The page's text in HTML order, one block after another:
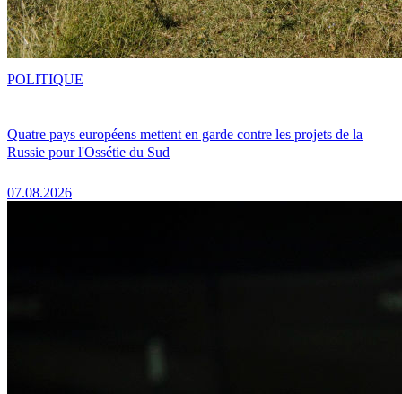
Quatre pays européens mettent en garde contre les projets de la
Russie pour l'Ossétie du Sud
07.08.2026
POLITIQUE